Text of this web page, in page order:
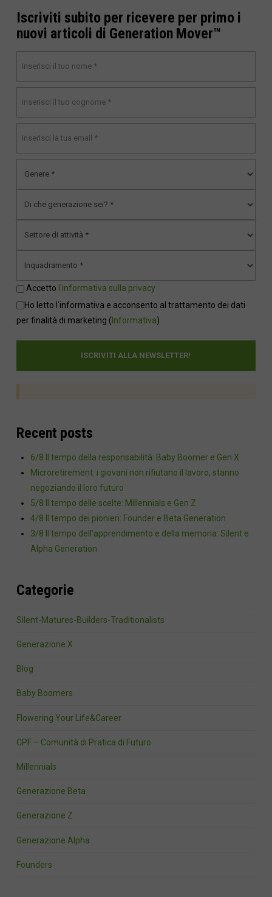
Iscriviti subito per ricevere per primo i
nuovi articoli di Generation Mover™
Accetto l'informativa sulla privacy
Ho letto l'informativa e acconsento al trattamento dei dati
per finalità di marketing ( Informativa)
Recent posts
6/8 Il tempo della responsabilità: Baby Boomer e Gen X
Microretirement: i giovani non rifiutano il lavoro, stanno
negoziando il loro futuro
5/8 Il tempo delle scelte: Millennials e Gen Z
4/8 Il tempo dei pionieri: Founder e Beta Generation
3/8 Il tempo dell'apprendimento e della memoria: Silent e
Alpha Generation
Categorie
Silent-Matures-Builders-Traditionalists
Generazione X
Blog
Baby Boomers
Flowering Your Life&Career
CPF – Comunità di Pratica di Futuro
Millennials
Generazione Beta
Generazione Z
Generazione Alpha
Founders